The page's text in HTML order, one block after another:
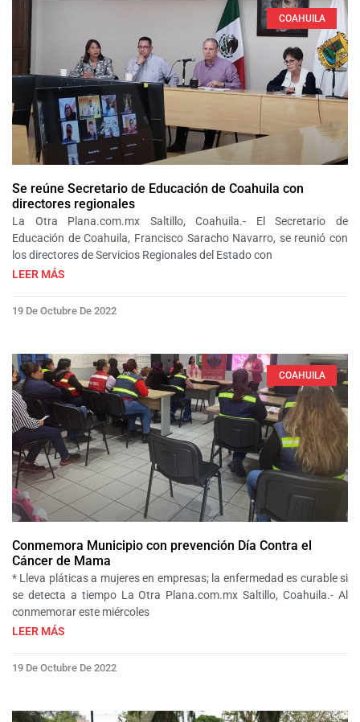
COAHUILA
Se reúne Secretario de Educación de Coahuila con
directores regionales
La Otra Plana.com.mx Saltillo, Coahuila.- El Secretario de
Educación de Coahuila, Francisco Saracho Navarro, se reunió con
los directores de Servicios Regionales del Estado con
LEER MÁS
19 De Octubre De 2022
COAHUILA
Conmemora Municipio con prevención Día Contra el
Cáncer de Mama
* Lleva pláticas a mujeres en empresas; la enfermedad es curable si
se detecta a tiempo La Otra Plana.com.mx Saltillo, Coahuila.- Al
conmemorar este miércoles
LEER MÁS
19 De Octubre De 2022